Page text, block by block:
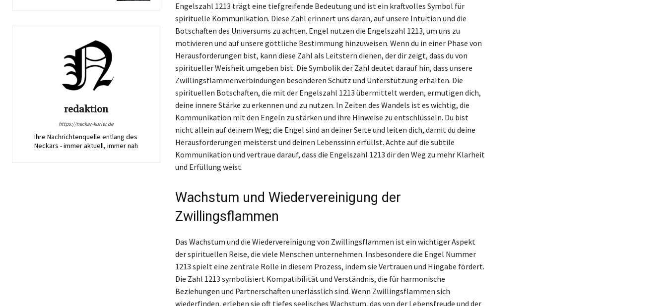
redaktion
https://neckar-kurier.de
Ihre Nachrichtenquelle entlang des
Neckars - immer aktuell, immer nah
Engelszahl 1213 trägt eine tiefgreifende Bedeutung und ist ein kraftvolles Symbol für
spirituelle Kommunikation. Diese Zahl erinnert uns daran, auf unsere Intuition und die
Botschaften des Universums zu achten. Engel nutzen die Engelszahl 1213, um uns zu
motivieren und auf unsere göttliche Bestimmung hinzuweisen. Wenn du in einer Phase von
Herausforderungen bist, kann diese Zahl als Leitstern dienen, der dir zeigt, dass du von
spiritueller Weisheit umgeben bist. Die Symbolik der Zahl deutet darauf hin, dass unsere
Zwillingsflammenverbindungen besonderen Schutz und Unterstützung erhalten. Die
spirituellen Botschaften, die mit der Engelszahl 1213 übermittelt werden, ermutigen dich,
deine innere Stärke zu erkennen und zu nutzen. In Zeiten des Wandels ist es wichtig, die
Kommunikation mit den Engeln zu stärken und ihre Hinweise zu entschlüsseln. Du bist
nicht allein auf deinem Weg; die Engel sind an deiner Seite und leiten dich, damit du deine
Herausforderungen meisterst und deinen Lebenssinn erfüllst. Achte auf die subtile
Kommunikation und vertraue darauf, dass die Engelszahl 1213 dir den Weg zu mehr Klarheit
und Erfüllung weist.
Wachstum und Wiedervereinigung der
Zwillingsflammen
Das Wachstum und die Wiedervereinigung von Zwillingsflammen ist ein wichtiger Aspekt
der spirituellen Reise, die viele Menschen unternehmen. Insbesondere die Engel Nummer
1213 spielt eine zentrale Rolle in diesem Prozess, indem sie Vertrauen und Hingabe fördert.
Die Zahl 1213 symbolisiert Kompatibilität und Verständnis, die für harmonische
Beziehungen und Partnerschaften unerlässlich sind. Wenn Zwillingsflammen sich
wiederfinden, erleben sie oft tiefes seelisches Wachstum, das von der Lebensfreude und der